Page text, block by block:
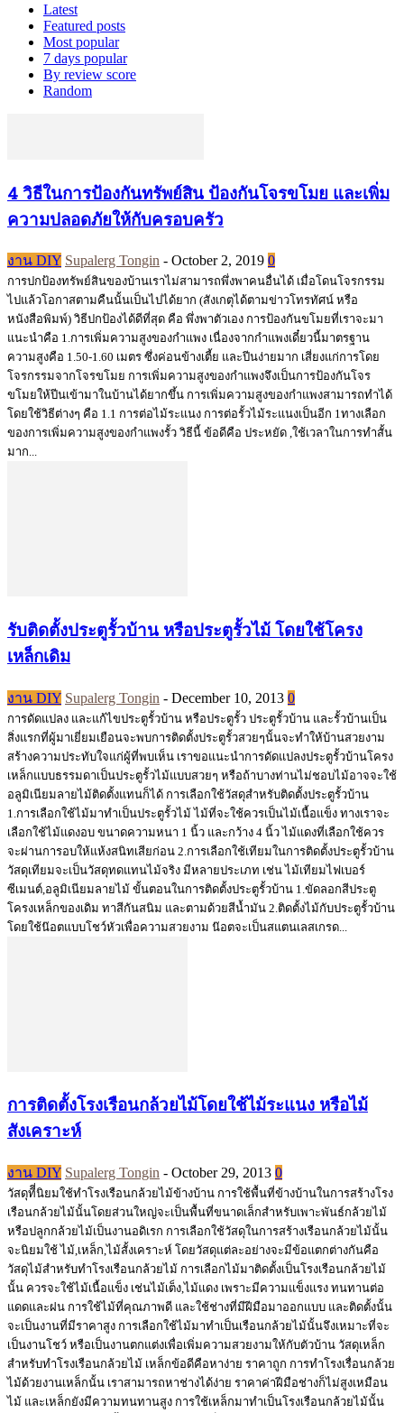
Latest
Featured posts
Most popular
7 days popular
By review score
Random
4 วิธีในการป้องกันทรัพย์สิน ป้องกันโจรขโมย และเพิ่ม
ความปลอดภัยให้กับครอบครัว
งาน DIY Supalerg Tongin - October 2, 2019 0
การปกป้องทรัพย์สินของบ้านเราไม่สามารถพึ่งพาคนอื่นได้ เมื่อโดนโจรกรรม
ไปแล้วโอกาสตามคืนนั้นเป็นไปได้ยาก (สังเกตุได้ตามข่าวโทรทัศน์ หรือ
หนังสือพิมพ์) วิธีปกป้องได้ดีที่สุด คือ พึ่งพาตัวเอง การป้องกันขโมยที่เราจะมา
แนะนำคือ 1.การเพิ่มความสูงของกำแพง เนื่องจากกำแพงเดี๋ยวนี้มาตรฐาน
ความสูงคือ 1.50-1.60 เมตร ซึ่งค่อนข้างเตี้ย และปีนง่ายมาก เสี่ยงแก่การโดย
โจรกรรมจากโจรขโมย การเพิ่มความสูงของกำแพงจึงเป็นการป้องกันโจร
ขโมยให้ปีนเข้ามาในบ้านได้ยากขึ้น การเพิ่มความสูงของกำแพงสามารถทำได้
โดยใช้วิธีต่างๆ คือ 1.1 การต่อไม้ระแนง การต่อรั้วไม้ระแนงเป็นอีก 1ทางเลือก
ของการเพิ่มความสูงของกำแพงรั้ว วิธีนี้ ข้อดีคือ ประหยัด ,ใช้เวลาในการทำสั้น
มาก...
รับติดตั้งประตูรั้วบ้าน หรือประตูรั้วไม้ โดยใช้โครง
เหล็กเดิม
งาน DIY Supalerg Tongin - December 10, 2013 0
การดัดแปลง และแก้ไขประตูรั้วบ้าน หรือประตูรั้ว ประตูรั้วบ้าน และรั้วบ้านเป็น
สิ่งแรกที่ผู้มาเยี่ยมเยือนจะพบการติดตั้งประตูรั้วสวยๆนั้นจะทำให้บ้านสวยงาม
สร้างความประทับใจแก่ผู้ที่พบเห็น เราขอแนะนำการดัดแปลงประตูรั้วบ้านโครง
เหล็กแบบธรรมดาเป็นประตูรั้วไม้แบบสวยๆ หรือถ้าบางท่านไม่ชอบไม้อาจจะใช้
อลูมิเนียมลายไม้ติดตั้งแทนก็ได้ การเลือกใช้วัสดุสำหรับติดตั้งประตูรั้วบ้าน
1.การเลือกใช้ไม้มาทำเป็นประตูรั้วไม้ ไม้ที่จะใช้ควรเป็นไม้เนื้อแข็ง ทางเราจะ
เลือกใช้ไม้แดงอบ ขนาดความหนา 1 นิ้ว และกว้าง 4 นิ้ว ไม้แดงที่เลือกใช้ควร
จะผ่านการอบให้แห้งสนิทเสียก่อน 2.การเลือกใช้เทียมในการติดตั้งประตูรั้วบ้าน
วัสดุเทียมจะเป็นวัสดุทดแทนไม้จริง มีหลายประเภท เช่น ไม้เทียมไฟเบอร์
ซีเมนต์,อลูมิเนียมลายไม้ ขั้นตอนในการติดตั้งประตูรั้วบ้าน 1.ขัดลอกสีประตู
โครงเหล็กของเดิม ทาสีกันสนิม และตามด้วยสีน้ำมัน 2.ติดตั้งไม้กับประตูรั้วบ้าน
โดยใช้น๊อตแบบโชว์หัวเพื่อความสวยงาม น๊อตจะเป็นสแตนเลสเกรด...
การติดตั้งโรงเรือนกล้วยไม้โดยใช้ไม้ระแนง หรือไม้
สังเคราะห์
งาน DIY Supalerg Tongin - October 29, 2013 0
วัสดุทีี่นิยมใช้ทำโรงเรือนกล้วยไม้ข้างบ้าน การใช้พื้นที่ข้างบ้านในการสร้างโรง
เรือนกล้วยไม้นั้นโดยส่วนใหญ่จะเป็นพื้นที่ขนาดเล็กสำหรับเพาะพันธ์กล้วยไม้
หรือปลูกกล้วยไม้เป็นงานอดิเรก การเลือกใช้วัสดุในการสร้างเรือนกล้วยไม้นั้น
จะนิยมใช้ ไม้,เหล็ก,ไม้สั้งเคราะห์ โดยวัสดุแต่ละอย่างจะมีข้อแตกต่างกันคือ
วัสดุไม้สำหรับทำโรงเรือนกล้วยไม้ การเลือกไม้มาติดตั้งเป็นโรงเรือนกล้วยไม้
นั้น ควรจะใช้ไม้เนื้อแข็ง เช่นไม้เต็ง,ไม้แดง เพราะมีความแข็งแรง ทนทานต่อ
แดดและฝน การใช้ไม้ที่คุณภาพดี และใช้ช่างที่มีฝีมือมาออกแบบ และติดตั้งนั้น
จะเป็นงานที่มีราคาสูง การเลือกใช้ไม้มาทำเป็นเรือนกล้วยไม้นั้นจึงเหมาะที่จะ
เป็นงานโชว์ หรือเป็นงานตกแต่งเพื่อเพิ่มความสวยงามให้กับตัวบ้าน วัสดุเหล็ก
สำหรับทำโรงเรือนกล้วยไม้ เหล็กข้อดีคือหาง่าย ราคาถูก การทำโรงเรื่อนกล้วย
ไม้ด้วยงานเหล็กนั้น เราสามารถหาช่างได้ง่าย ราคาค่าฝีมือช่างก็ไม่สูงเหมือน
ไม้ และเหล็กยังมีความทนทานสูง การใช้เหล็กมาทำเป็นโรงเรือนกล้วยไม้นั้น